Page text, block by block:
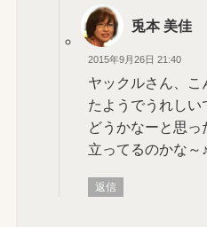
兎本 美佳
2015年9月26日 21:40
ヤックルさん、こ
たようでうれしい
どうかなーと思
立ってるのかな～♪
返信